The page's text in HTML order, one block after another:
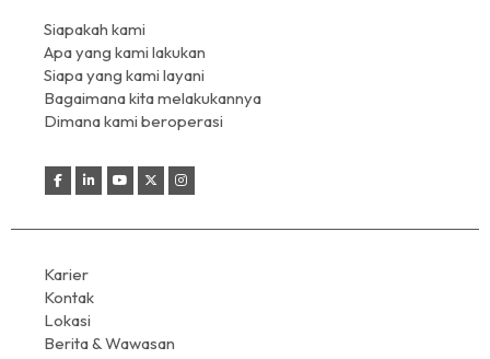
Siapakah kami
Apa yang kami lakukan
Siapa yang kami layani
Bagaimana kita melakukannya
Dimana kami beroperasi
Karier
Kontak
Lokasi
Berita & Wawasan